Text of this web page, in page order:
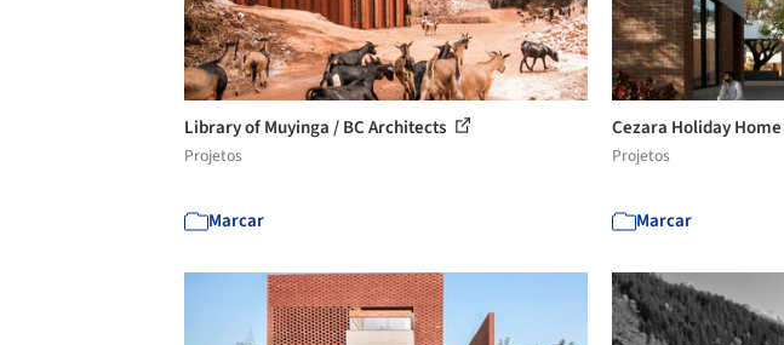
Library of Muyinga / BC Architects
Projetos
Marcar
Cezara Holiday
Projetos
Marcar